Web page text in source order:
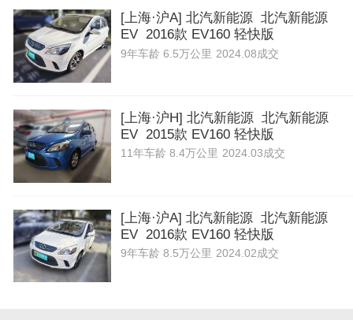
[上海·沪A] 北汽新能源 北汽新能源
EV 2016款 EV160 轻快版
9年车龄 6.5万公里 2024.08成交
[上海·沪H] 北汽新能源 北汽新能源
EV 2015款 EV160 轻快版
11年车龄 8.4万公里 2024.03成交
[上海·沪A] 北汽新能源 北汽新能源
EV 2016款 EV160 轻快版
9年车龄 8.5万公里 2024.02成交